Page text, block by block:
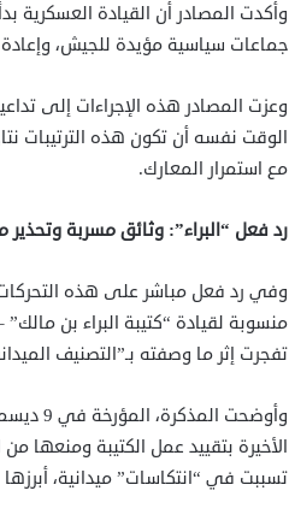
وأكدت المصادر أن القيادة
جماعات سياسية مؤيدة للجيش،
وعزت المصادر هذه الإجراءات إلى
الوقت نفسه أن تكون هذه الترتيبات
مع استمرار المعارك.
رد فعل “البراء”: وثائق مسربة وتحذير
وفي رد فعل مباشر على هذه
منسوبة لقيادة “كتيبة البراء بن
تفجرت إثر ما وصفته بـ”التصنيف
الأخيرة بتقييد عمل الكتيبة ومنعها
تسببت في “انتكاسات” ميدانية،